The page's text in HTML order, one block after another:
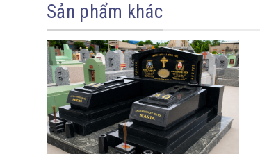
Sản phẩm khác